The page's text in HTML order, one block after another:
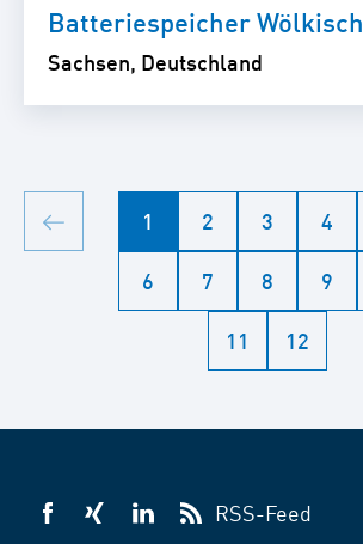
Batteriespeicher Wölkisch
Sachsen, Deutschland
1 2 3 4
6
7 8 9
11
12
VSB
VSB
VSB
RSS-Feed